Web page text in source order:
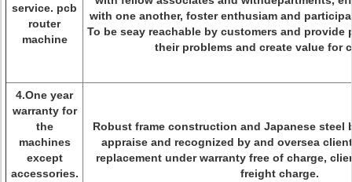
service. pcb
router
machine
with one another, foster enthusiam and
To be seay reachable by customers and provide
their problems and create value for
4.One year
warranty for
the
machines
except
accessories.
Robust frame construction and Japanese steel
appraise and recognized by and oversea
replacement under warranty free of charge,
freight charge.